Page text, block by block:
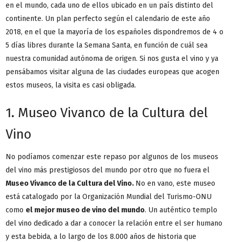
en el mundo, cada uno de ellos ubicado en un país distinto del
continente. Un plan perfecto según el calendario de este año
2018, en el que la mayoría de los españoles dispondremos de 4 o
5 días libres durante la Semana Santa, en función de cuál sea
nuestra comunidad autónoma de origen. Si nos gusta el vino y ya
pensábamos visitar alguna de las ciudades europeas que acogen
estos museos, la visita es casi obligada.
1. Museo Vivanco de la Cultura del
Vino
No podíamos comenzar este repaso por algunos de los museos
del vino más prestigiosos del mundo por otro que no fuera el
Museo Vivanco de la Cultura del Vino. No en vano, este museo
está catalogado por la Organización Mundial del Turismo-ONU
como el mejor museo de vino del mundo. Un auténtico templo
del vino dedicado a dar a conocer la relación entre el ser humano
y esta bebida, a lo largo de los 8.000 años de historia que